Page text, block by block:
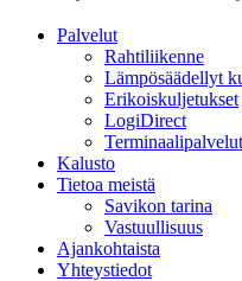
Palvelut
Rahtiliikenne
Lämpösäädellyt
Erikoiskuljetukset
LogiDirect
Terminaalipalvelut
Kalusto
Tietoa meistä
Savikon tarina
Vastuullisuus
Ajankohtaista
Yhteystiedot